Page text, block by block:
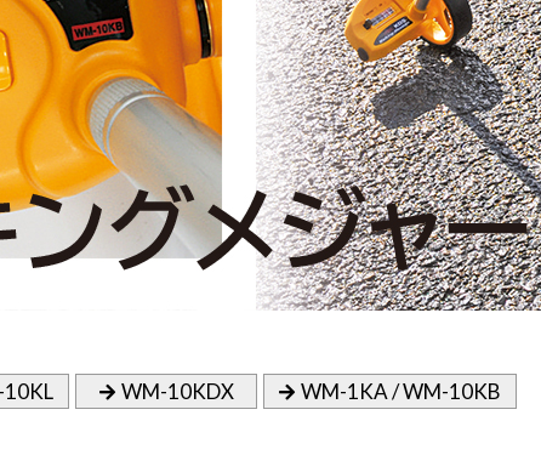
WM-10KDX WM-1KA / WM-10KB